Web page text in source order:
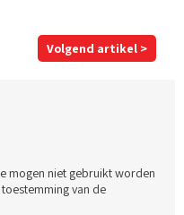
Volgend artikel >
mogen niet gebruikt worden
van de